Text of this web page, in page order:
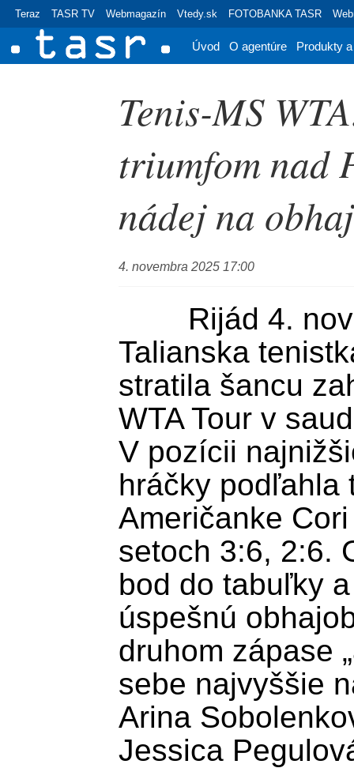
Teraz TASR TV Webmagazín Vtedy.sk FOTOBANKA TASR
Úvod O agentúre Produkty
Tenis-MS
triumfom nad
nádej na
4. novembra 2025 17:00
Talianska
stratila šancu
WTA Tour v
V pozícii
hráčky podľahla
Američanke
setoch 3:6, 2:6.
bod do tabuľky
úspešnú
druhom zápase
sebe najvyššie
Arina
Jessica